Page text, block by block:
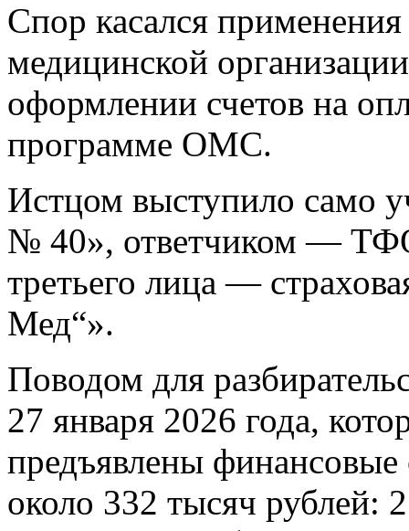
Спор касался
медицинской
оформлении счетов на
программе ОМС.
Истцом выступило
№ 40», ответчиком —
третьего лица —
Мед“».
Поводом для
27 января 2026 года,
предъявлены
около 332 тысяч рублей: